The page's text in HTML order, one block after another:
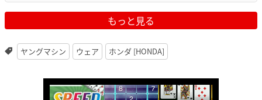
もっと見る
ヤングマシン ウェア ホンダ [HONDA]